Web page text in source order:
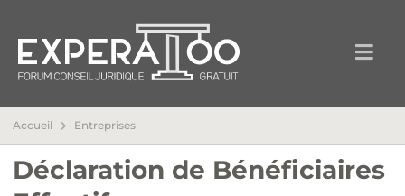
Accueil Entreprises
Déclaration de Bénéficiaires